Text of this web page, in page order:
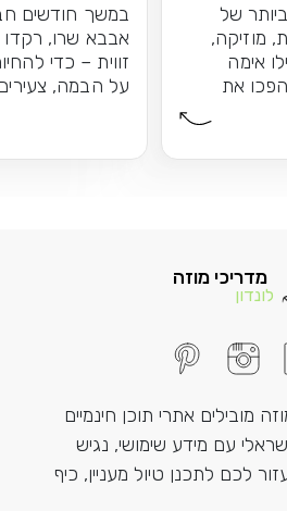
של
מוזיקה,
אימה
את
במשך חודשים
אבבא שרו, רקדו
זווית – כדי
על הבמה,
מדריכי מוזה
לונדון
מוזה מובילים אתרי תוכן חינמיים
עם מידע שימושי, נגיש
לכם לתכנן טיול מעניין, כיף